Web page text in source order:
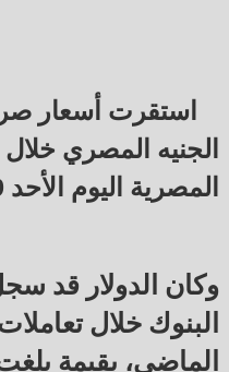
استقرت أسعار
الجنيه المصري خلال
المصرية اليوم الأحد 19 أكتوبر 2025.
وكان الدولار قد
البنوك خلال